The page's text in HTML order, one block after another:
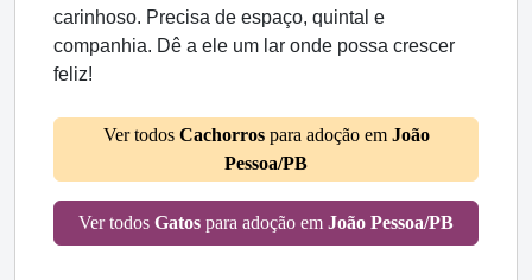
carinhoso. Precisa de espaço, quintal e
companhia. Dê a ele um lar onde possa crescer
feliz!
Ver todos Cachorrospara adoção em João
Pessoa/PB
Ver todos Gatos para adoção em João Pessoa/PB